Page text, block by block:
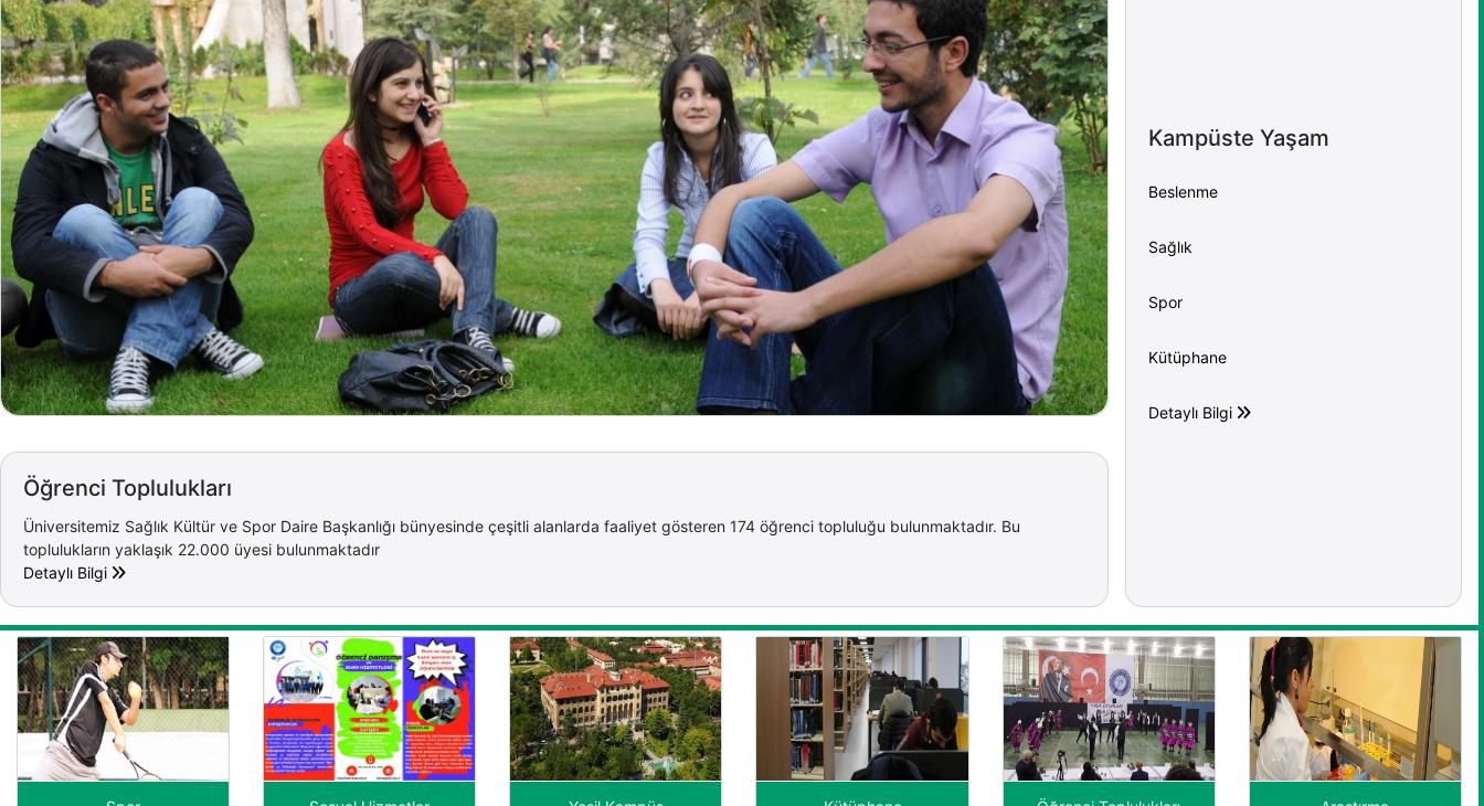
Öğrenci Toplulukları
Üniversitemiz Sağlık Kültür ve Spor Daire Başkanlığı bünyesinde çeşitli alanlarda faaliyet gösteren 174 öğrenci topluluğu bulunmaktadır. Bu
toplulukların yaklaşık 22.000 üyesi bulunmaktadır
Detaylı Bilgi
Kampüste Yaşam
Beslenme
Sağlık
Spor
Kütüphane
Detaylı Bilgi